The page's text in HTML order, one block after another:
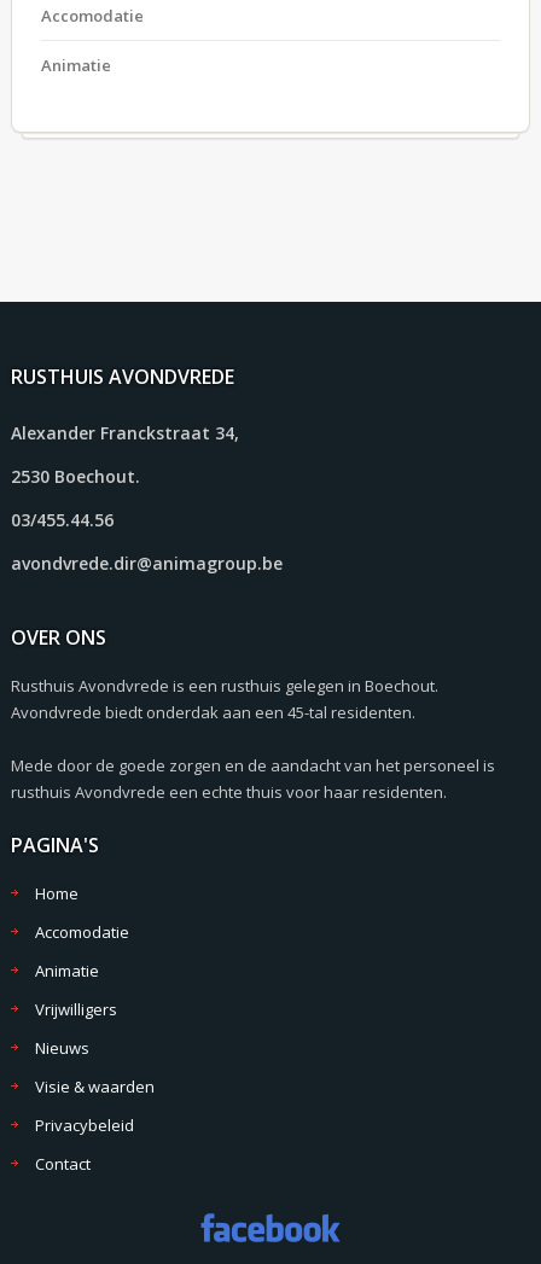
Accomodatie
Animatie
RUSTHUIS AVONDVREDE
Alexander Franckstraat 34,
2530 Boechout.
03/455.44.56
avondvrede.dir@animagroup.be
OVER ONS
Rusthuis Avondvrede is een rusthuis gelegen in Boechout.
Avondvrede biedt onderdak aan een 45-tal residenten.
Mede door de goede zorgen en de aandacht van het personeel is
rusthuis Avondvrede een echte thuis voor haar residenten.
PAGINA'S
Home
Accomodatie
Animatie
Vrijwilligers
Nieuws
Visie & waarden
Privacybeleid
Contact